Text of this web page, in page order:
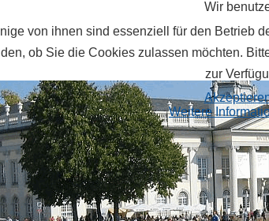
Wir
von ihnen sind essenziell für den Betrieb
ob Sie die Cookies zulassen möchten.
zur
Weitere